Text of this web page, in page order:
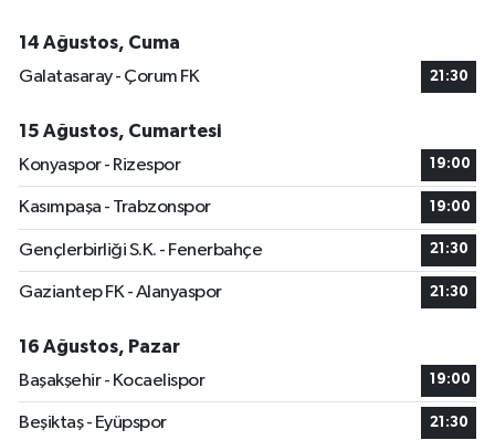
14 Ağustos, Cuma
Galatasaray - Çorum FK
21:30
15 Ağustos, Cumartesi
Konyaspor - Rizespor
19:00
Kasımpaşa - Trabzonspor 19:00
Gençlerbirliği S.K. - Fenerbahçe 21:30
Gaziantep FK - Alanyaspor 21:30
16 Ağustos, Pazar
Başakşehir - Kocaelispor
19:00
Beşiktaş - Eyüpspor 21:30